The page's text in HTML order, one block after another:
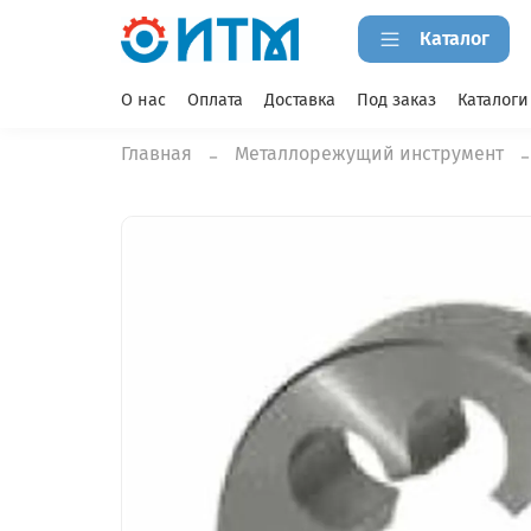
Каталог
О нас Оплата Доставка Под заказ Каталоги
Главная Металлорежущий инструмент